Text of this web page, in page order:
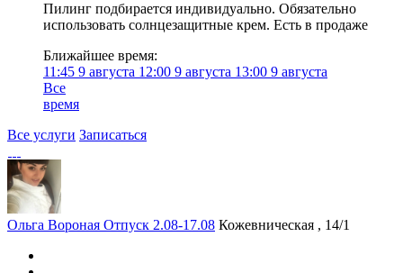
Пилинг подбирается индивидуально. Обязательно
использовать солнцезащитные крем. Есть в продаже
Ближайшее время:
11:45 9 августа 12:00 9 августа 13:00 9 августа
Все
время
Все услуги Записаться
Ольга Вороная Отпуск 2.08-17.08 Кожевническая , 14/1